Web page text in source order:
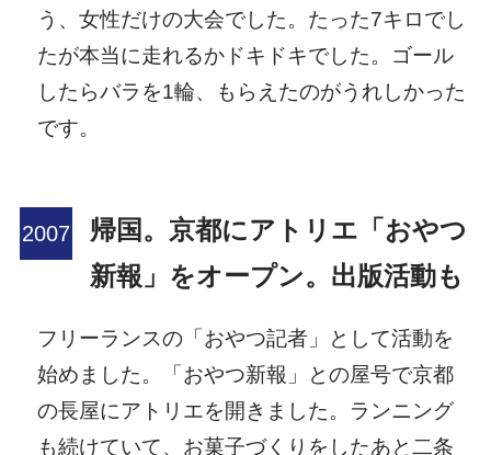
う、女性だけの大会でした。たった7キロでし
たが本当に走れるかドキドキでした。ゴール
したらバラを1輪、もらえたのがうれしかった
です。
帰国。京都にアトリエ「おやつ
新報」をオープン。出版活動も
フリーランスの「おやつ記者」として活動を
始めました。「おやつ新報」との屋号で京都
の長屋にアトリエを開きました。ランニング
も続けていて、お菓子づくりをしたあと二条